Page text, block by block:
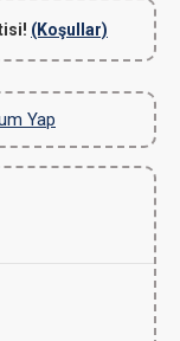
(Koşullar)
Yap